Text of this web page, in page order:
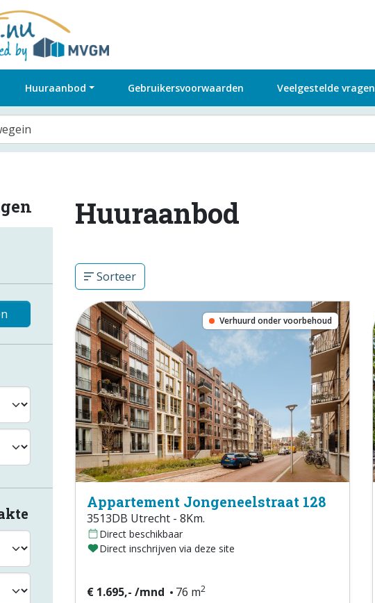
Huuraanbod Gebruikersvoorwaarden Veelgestelde vragen
Huuraanbod
Sorteer
Verhuurd onder voorbehoud
Appartement Jongeneelstraat 128
3513DB Utrecht - 8Km.
Direct beschikbaar
Direct inschrijven via deze site
€ 1.695,- /mnd 76 m2